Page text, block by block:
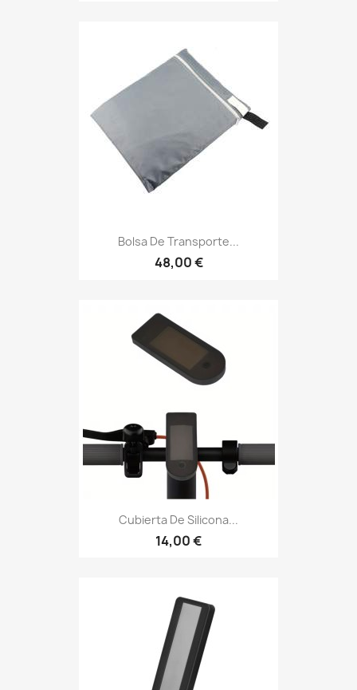
Bolsa De Transporte...
48,00 €
Cubierta De Silicona...
14,00 €